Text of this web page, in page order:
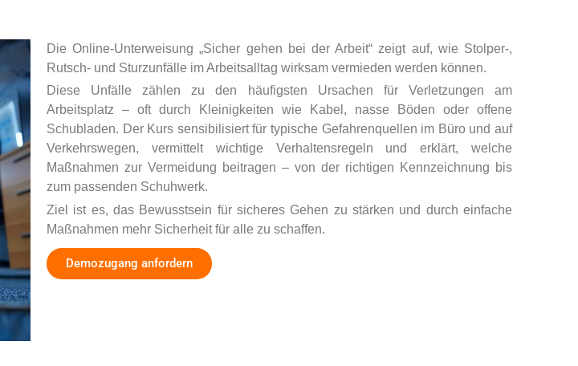
Die Online-Unterweisung „Sicher gehen bei der Arbeit“ zeigt auf, wie Stolper-,
Rutsch- und Sturzunfälle im Arbeitsalltag wirksam vermieden werden können.
Diese Unfälle zählen zu den häufigsten Ursachen für Verletzungen am
Arbeitsplatz – oft durch Kleinigkeiten wie Kabel, nasse Böden oder offene
Schubladen. Der Kurs sensibilisiert für typische Gefahrenquellen im Büro und auf
Verkehrswegen, vermittelt wichtige Verhaltensregeln und erklärt, welche
Maßnahmen zur Vermeidung beitragen – von der richtigen Kennzeichnung bis
zum passenden Schuhwerk.
Ziel ist es, das Bewusstsein für sicheres Gehen zu stärken und durch einfache
Maßnahmen mehr Sicherheit für alle zu schaffen.
Demozugang anfordern